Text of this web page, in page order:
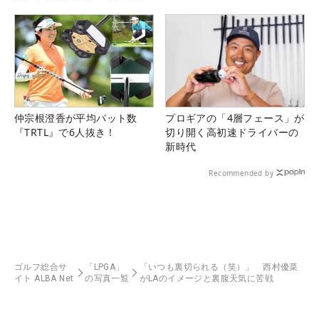
仲宗根澄香が平均パット数
『TRTL』で6人抜き！
プロギアの「4層フェース」が
切り開く高初速ドライバーの
新時代
Recommended by
ゴルフ総合サ
イト ALBA Net
「LPGA」
の写真一覧
「いつも裏切られる（笑）」 西村優菜
がLAのイメージと裏腹天気に苦戦